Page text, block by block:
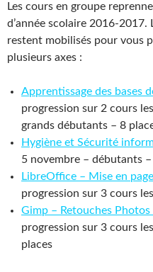
Les cours en groupe
d’année scolaire 2016-2017.
restent mobilisés pour vous
plusieurs axes :
Apprentissage des bases
progression sur 2 cours
grands débutants – 8
Hygiène et Sécurité
5 novembre – débutants
LibreOffice – Mise en
progression sur 3 cours
Gimp – Retouches Photos
progression sur 3 cours
places